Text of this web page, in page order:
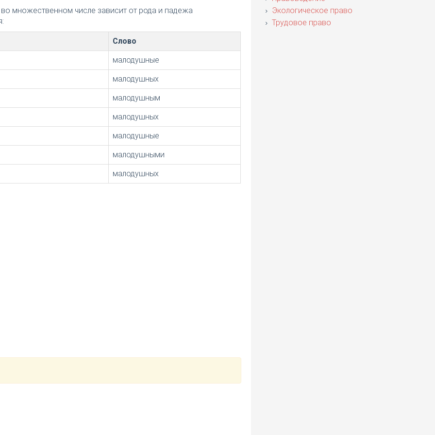
множественном числе зависит от рода и падежа
Слово
малодушные
малодушных
малодушным
малодушных
малодушные
малодушными
малодушных
Экологическое право
Трудовое право